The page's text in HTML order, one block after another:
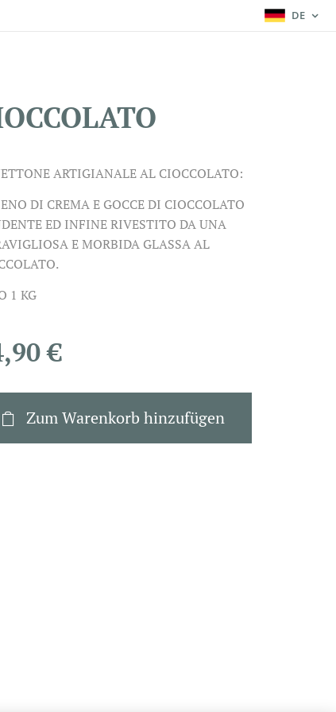
DE
ARTIGIANALE AL CIOCCOLATO:
DI CREMA E GOCCE DI CIOCCOLATO
ED INFINE RIVESTITO DA UNA
E MORBIDA GLASSA AL
1 KG
€
Zum Warenkorb hinzufügen